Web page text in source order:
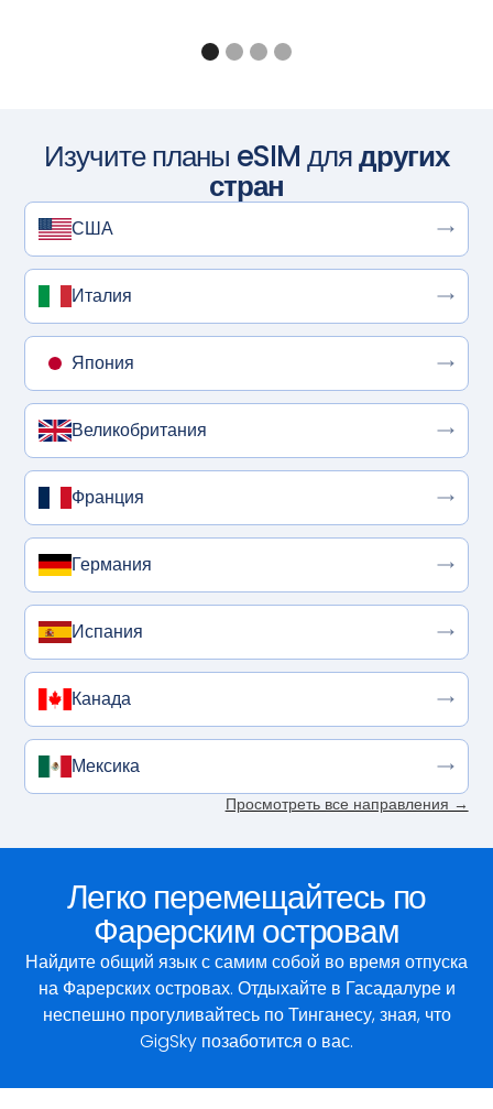
Изучите планы eSIM длядругих
стран
США
Италия
Япония
Великобритания
Франция
Германия
Испания
Канада
Мексика
Просмотреть все направления →
Легко перемещайтесь по
Фарерским островам
Найдите общий язык с самим собой во время отпуска
на Фарерских островах. Отдыхайте в Гасадалуре и
неспешно прогуливайтесь по Тинганесу, зная, что
GigSky позаботится о вас.